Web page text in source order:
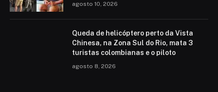
agosto 10, 2026
Queda de helicóptero perto da Vista
Chinesa, na Zona Sul do Rio, mata 3
turistas colombianas e o piloto
agosto 8, 2026